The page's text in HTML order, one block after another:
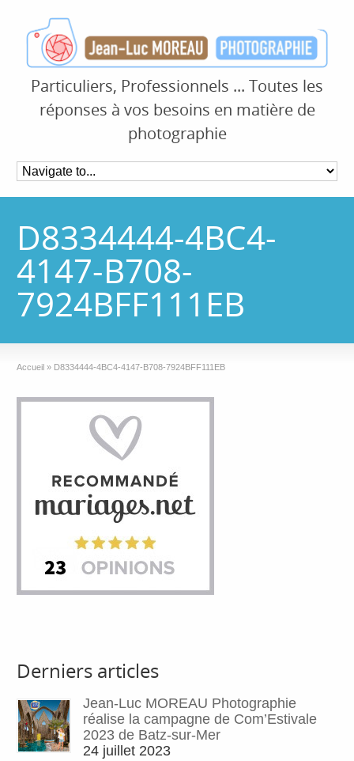
Particuliers, Professionnels ... Toutes les
réponses à vos besoins en matière de
photographie
D8334444-4BC4-
4147-B708-
7924BFF111EB
Accueil » D8334444-4BC4-4147-B708-7924BFF111EB
Derniers articles
Jean-Luc MOREAU Photographie
réalise la campagne de Com’Estivale
2023 de Batz-sur-Mer
24 juillet 2023